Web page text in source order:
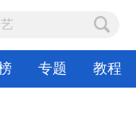
专题 教程